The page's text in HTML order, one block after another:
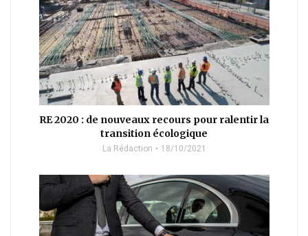
RE 2020 : de nouveaux recours pour ralentir la
transition écologique
La Rédaction 18/10/2021